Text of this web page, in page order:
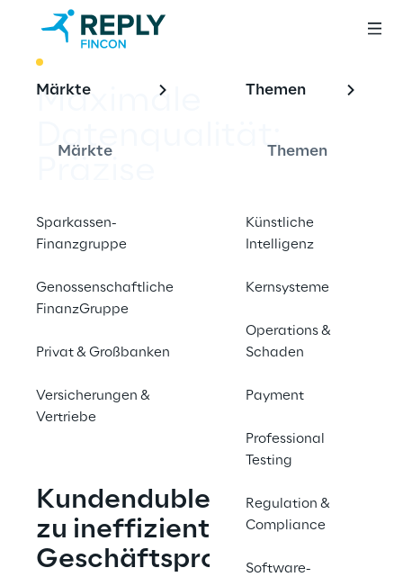
Märkte
Märkte
Sparkassen-
Finanzgruppe
Genossenschaftliche
FinanzGruppe
Privat & Großbanken
Versicherungen &
Vertriebe
Themen
Themen
Künstliche
Intelligenz
Kernsysteme
Operations &
Schaden
Payment
Professional
Testing
Regulation &
Compliance
Software-
Maximale
Datenqualität:
Dublettenerkennun
g im CRM durch
Deep Learning
Kontaktieren Sie uns
Kundendubletten führen
zu ineffizienten
Geschäftsprozessen